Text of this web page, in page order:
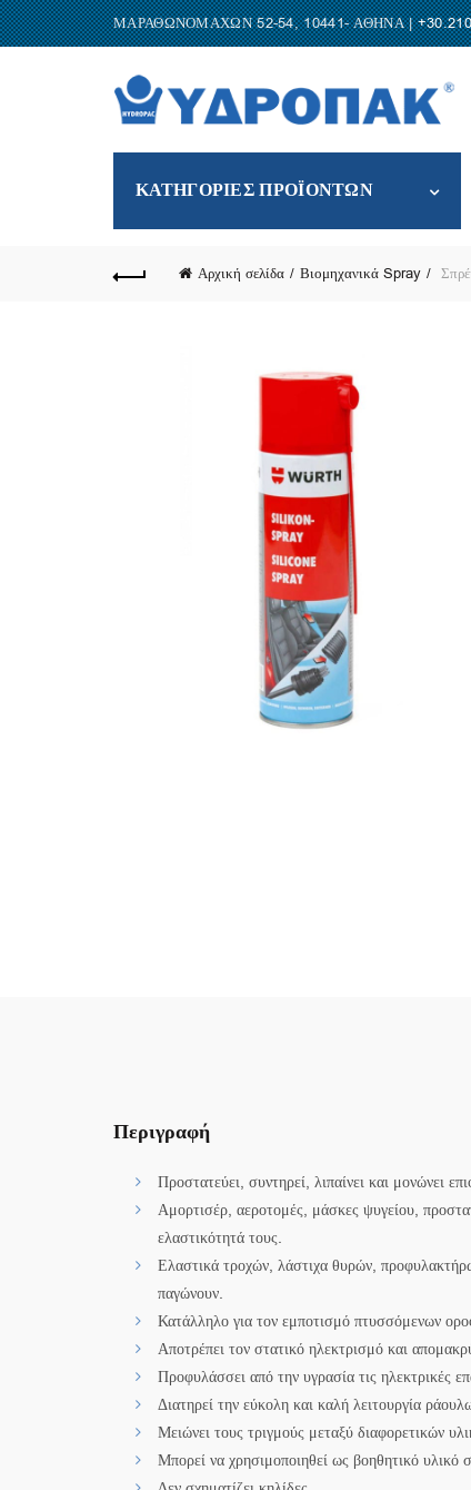
ΜΑΡΑΘΩΝΟΜΑΧΩΝ 52-54, 10441- ΑΘΗΝΑ |
ΚΑΤΗΓΟΡΙΕΣ ΠΡΟΪΟΝΤΩΝ
Αρχική σελίδα Βιομηχανικά Spray
Περιγραφή
Προστατεύει, συντηρεί, λιπαίνει και μονώνει
Αμορτισέρ, αεροτομές, μάσκες ψυγείου,
ελαστικότητά τους.
Ελαστικά τροχών, λάστιχα θυρών,
παγώνουν.
Κατάλληλο για τον εμποτισμό πτυσσόμενων
Αποτρέπει τον στατικό ηλεκτρισμό και
Προφυλάσσει από την υγρασία τις ηλεκτρικές
Διατηρεί την εύκολη και καλή λειτουργία
Μειώνει τους τριγμούς μεταξύ διαφορετικών
Μπορεί να χρησιμοποιηθεί ως βοηθητικό